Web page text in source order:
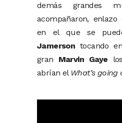
demás grandes
acompañaron, enlazo
en el que se
Jamerson tocando
gran Marvin Gaye
abrían el What’s going